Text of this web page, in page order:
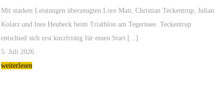
Mit starken Leistungen überzeugten Lore Mair, Christian Teckentrup, Julian
Kolarz und Ines Heubeck beim Triathlon am Tegernsee. Teckentrup
entschied sich erst kurzfristig für einen Start [...]
5. Juli 2026
weiterlesen